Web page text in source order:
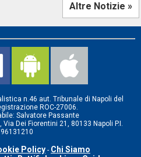
Altre Notizie »
n.46 aut. Tribunale di Napoli del
ROC-27006.
Salvatore Passante
Dei Fiorentini 21, 80133 Napoli P.I.
Policy - Chi Siamo